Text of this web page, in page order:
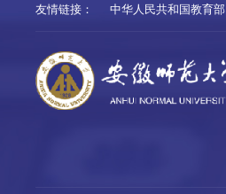
友情链接： 中华人民共和国教育部